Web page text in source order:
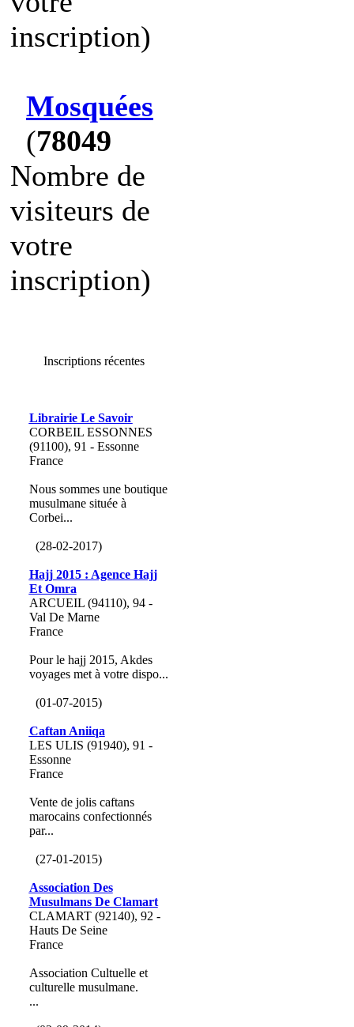
inscription)
Mosquées
(78049
Nombre de
visiteurs de
votre
inscription)
Inscriptions récentes
Librairie Le Savoir
CORBEIL ESSONNES
(91100), 91 - Essonne
France
Nous sommes une boutique
musulmane située à
Corbei...
(28-02-2017)
Hajj 2015 : Agence Hajj
Et Omra
ARCUEIL (94110), 94 -
Val De Marne
France
Pour le hajj 2015, Akdes
voyages met à votre dispo...
(01-07-2015)
Caftan Aniiqa
LES ULIS (91940), 91 -
Essonne
France
Vente de jolis caftans
marocains confectionnés
par...
(27-01-2015)
Association Des
Musulmans De Clamart
CLAMART (92140), 92 -
Hauts De Seine
France
Association Cultuelle et
culturelle musulmane.
...